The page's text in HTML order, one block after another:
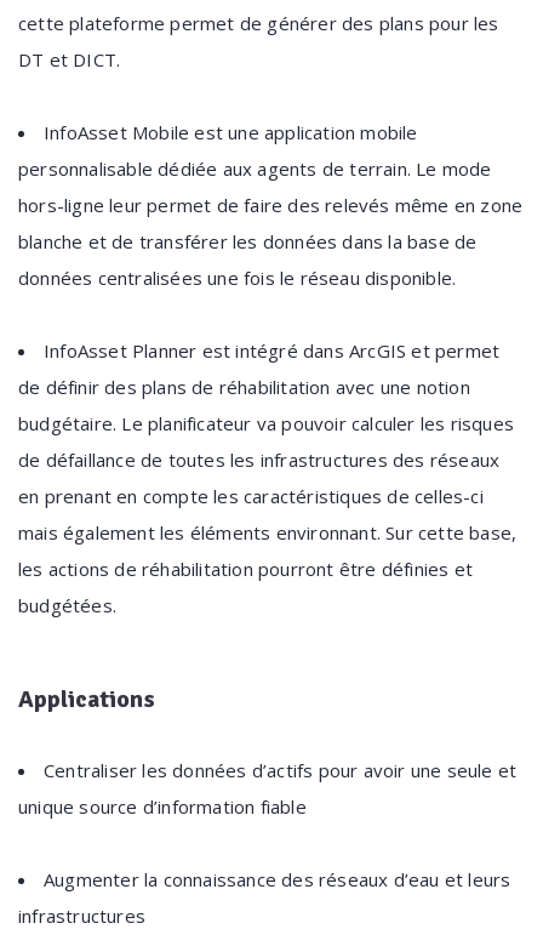
cette plateforme permet de générer des plans pour les
DT et DICT.
InfoAsset Mobile est une application mobile
personnalisable dédiée aux agents de terrain. Le mode
hors-ligne leur permet de faire des relevés même en zone
blanche et de transférer les données dans la base de
données centralisées une fois le réseau disponible.
InfoAsset Planner est intégré dans ArcGIS et permet
de définir des plans de réhabilitation avec une notion
budgétaire. Le planificateur va pouvoir calculer les risques
de défaillance de toutes les infrastructures des réseaux
en prenant en compte les caractéristiques de celles-ci
mais également les éléments environnant. Sur cette base,
les actions de réhabilitation pourront être définies et
budgétées.
Applications
Centraliser les données d’actifs pour avoir une seule et
unique source d’information fiable
Augmenter la connaissance des réseaux d’eau et leurs
infrastructures